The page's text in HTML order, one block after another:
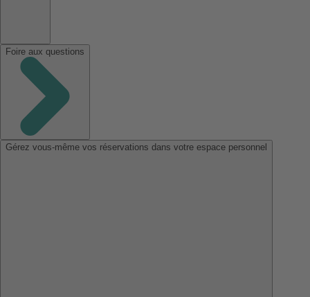
Foire aux questions
Gérez vous-même vos réservations dans votre espace personnel